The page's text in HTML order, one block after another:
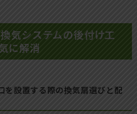
気システムの後付け工
に解消
を設置する際の換気扇選びと配